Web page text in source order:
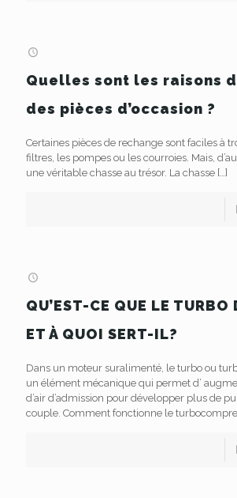
Quelles sont les raisons
des pièces d’occasion ?
Certaines pièces de rechange sont faciles à
filtres, les pompes ou les courroies. Mais,
une véritable chasse au trésor. La chasse […]
QU’EST-CE QUE LE TURBO
ET À QUOI SERT-IL?
Dans un moteur suralimenté, le turbo ou
un élément mécanique qui permet d’
d’air d’admission pour développer plus de
couple. Comment fonctionne le